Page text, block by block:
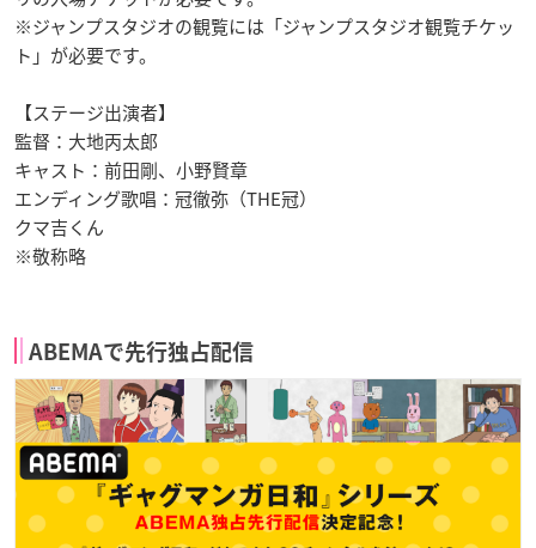
※ジャンプスタジオの観覧には「ジャンプスタジオ観覧チケッ
ト」が必要です。
【ステージ出演者】
監督：大地丙太郎
キャスト：前田剛、小野賢章
エンディング歌唱：冠徹弥（THE冠）
クマ吉くん
※敬称略
ABEMAで先行独占配信